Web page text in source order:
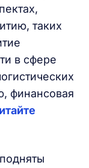
таких
в сфере
финансовая